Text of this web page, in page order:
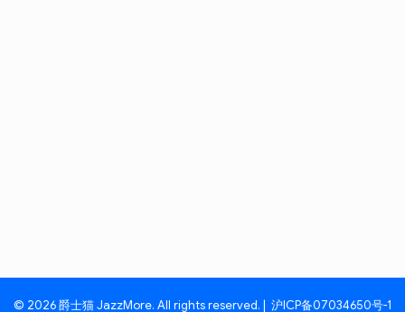
© 2026 爵士猫 JazzMore. All rights reserved. | 沪ICP备07034650号-1